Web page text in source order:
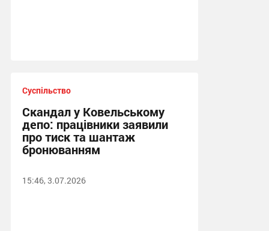
Суспільство
Скандал у Ковельському
депо: працівники заявили
про тиск та шантаж
бронюванням
15:46, 3.07.2026